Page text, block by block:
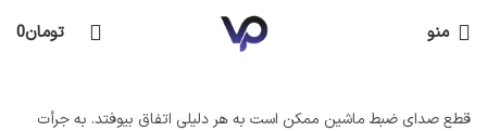
منو تومان0
قطع صدای ضبط ماشین ممکن است به هر دلیلی اتفاق بیوفتد. به جرأت